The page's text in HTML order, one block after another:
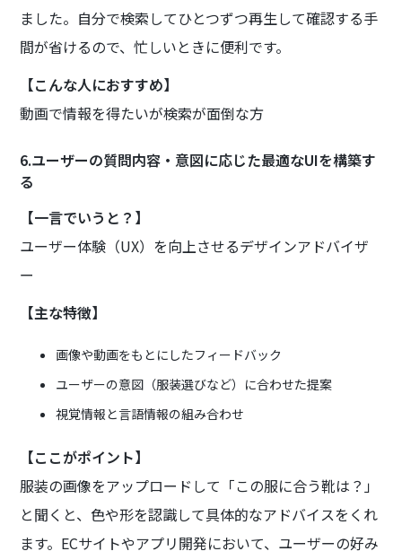
ました。自分で検索してひとつずつ再生して確認する手
間が省けるので、忙しいときに便利です。
【こんな人におすすめ】
動画で情報を得たいが検索が面倒な方
6.ユーザーの質問内容・意図に応じた最適なUIを構築す
る
【一言でいうと？】
ユーザー体験（UX）を向上させるデザインアドバイザ
ー
【主な特徴】
画像や動画をもとにしたフィードバック
ユーザーの意図（服装選びなど）に合わせた提案
視覚情報と言語情報の組み合わせ
【ここがポイント】
服装の画像をアップロードして「この服に合う靴は？」
と聞くと、色や形を認識して具体的なアドバイスをくれ
ます。ECサイトやアプリ開発において、ユーザーの好み